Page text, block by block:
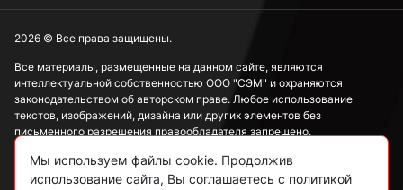
М22
Все материалы, размещенные на данном сайте, являются
интеллектуальной собственностью ООО "СЭМ" и охраняются
законодательством об авторском праве. Любое использование
текстов, изображений, дизайна или других элементов без
письменного разрешения правообладателя запрещено.
Информация, представленная на сайте, носит исключительно
ознакомительный характер и не может рассматриваться как
2026 © Все права защищены.
Мы используем файлы cookie. Продолжив
использование сайта, Вы соглашаетесь с политикой